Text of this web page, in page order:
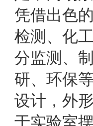
凭借出色
检测、化
分监测、
研、环保
设计，外
于实验室